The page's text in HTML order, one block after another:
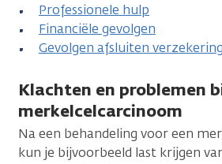
Professionele hulp
Financiële gevolgen
Gevolgen afsluiten verzekering
Klachten en problemen
merkelcelcarcinoom
Na een behandeling voor een
kun je bijvoorbeeld last krijgen